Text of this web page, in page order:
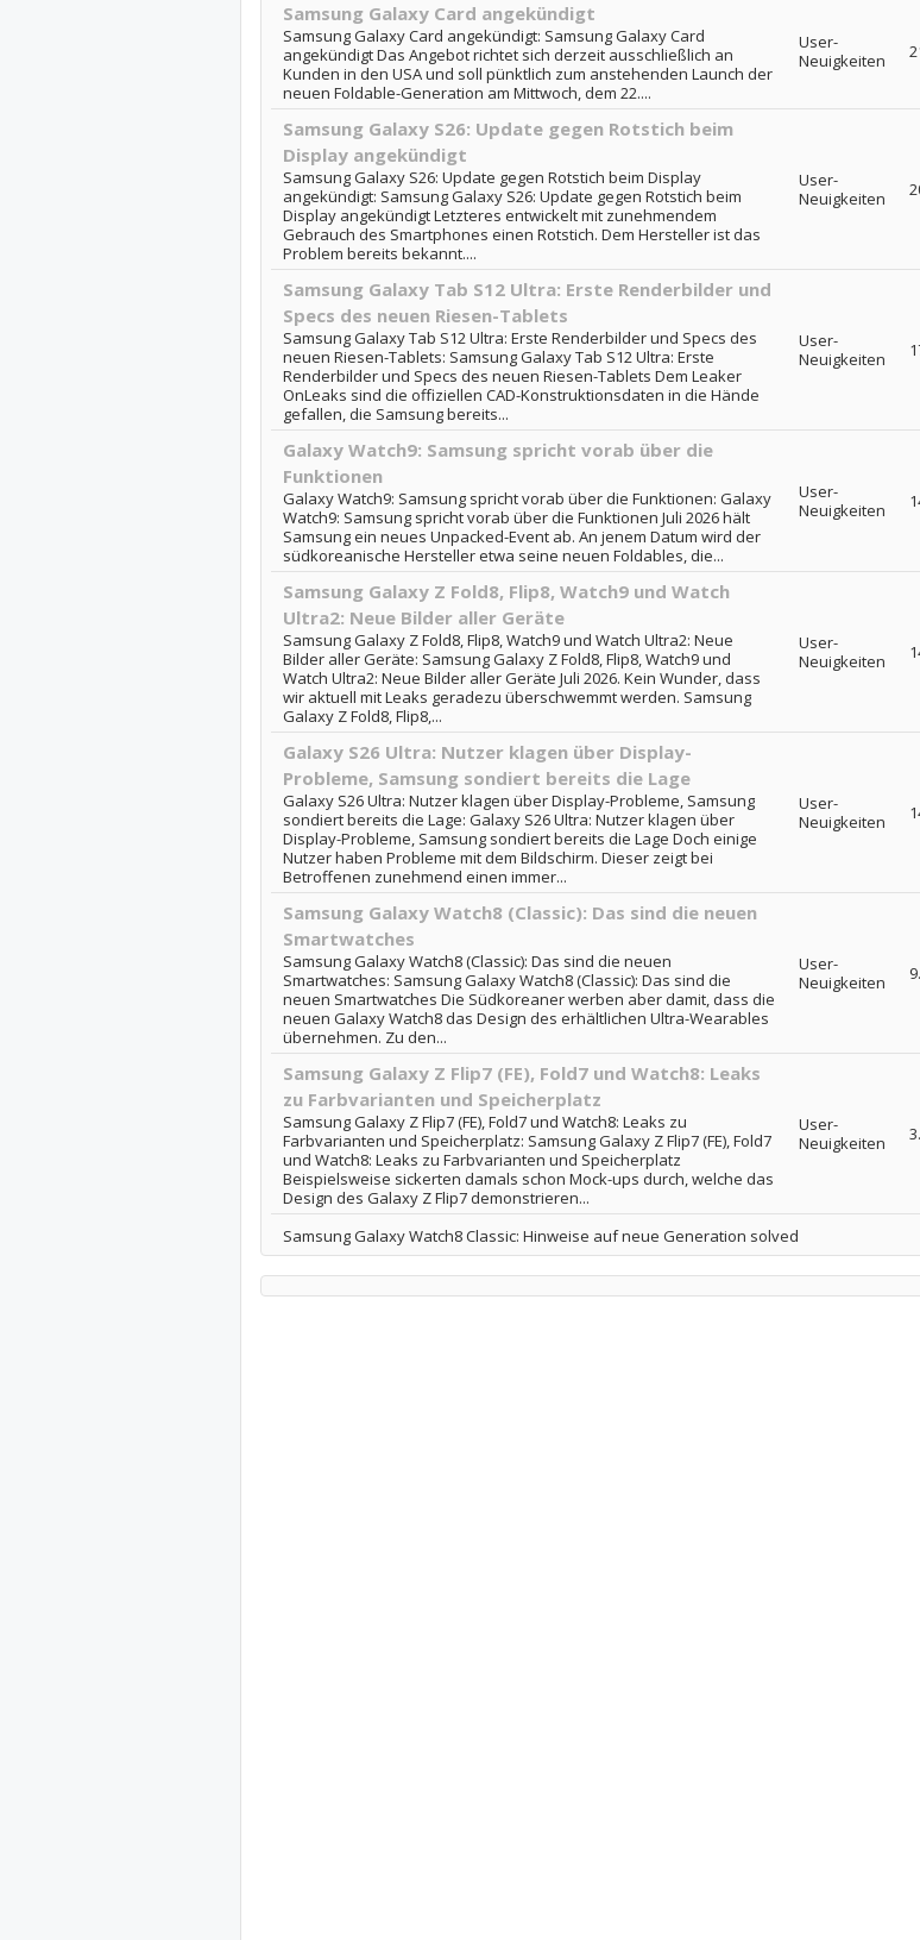
Samsung Galaxy Card angekündigt
Samsung Galaxy Card angekündigt: Samsung Galaxy Card
angekündigt Das Angebot richtet sich derzeit ausschließlich an
Kunden in den USA und soll pünktlich zum anstehenden Launch der
neuen Foldable-Generation am Mittwoch, dem 22....
User-
Neuigkeiten
Samsung Galaxy S26: Update gegen Rotstich beim
Display angekündigt
Samsung Galaxy S26: Update gegen Rotstich beim Display
angekündigt: Samsung Galaxy S26: Update gegen Rotstich beim
Display angekündigt Letzteres entwickelt mit zunehmendem
Gebrauch des Smartphones einen Rotstich. Dem Hersteller ist das
Problem bereits bekannt....
User-
Neuigkeiten
Samsung Galaxy Tab S12 Ultra: Erste Renderbilder und
Specs des neuen Riesen-Tablets
Samsung Galaxy Tab S12 Ultra: Erste Renderbilder und Specs des
neuen Riesen-Tablets: Samsung Galaxy Tab S12 Ultra: Erste
Renderbilder und Specs des neuen Riesen-Tablets Dem Leaker
OnLeaks sind die offiziellen CAD-Konstruktionsdaten in die Hände
gefallen, die Samsung bereits...
User-
Neuigkeiten
Galaxy Watch9: Samsung spricht vorab über die
Funktionen
Galaxy Watch9: Samsung spricht vorab über die Funktionen: Galaxy
Watch9: Samsung spricht vorab über die Funktionen Juli 2026 hält
Samsung ein neues Unpacked-Event ab. An jenem Datum wird der
südkoreanische Hersteller etwa seine neuen Foldables, die...
User-
Neuigkeiten
Samsung Galaxy Z Fold8, Flip8, Watch9 und Watch
Ultra2: Neue Bilder aller Geräte
Samsung Galaxy Z Fold8, Flip8, Watch9 und Watch Ultra2: Neue
Bilder aller Geräte: Samsung Galaxy Z Fold8, Flip8, Watch9 und
Watch Ultra2: Neue Bilder aller Geräte Juli 2026. Kein Wunder, dass
wir aktuell mit Leaks geradezu überschwemmt werden. Samsung
Galaxy Z Fold8, Flip8,...
User-
Neuigkeiten
Galaxy S26 Ultra: Nutzer klagen über Display-
Probleme, Samsung sondiert bereits die Lage
Galaxy S26 Ultra: Nutzer klagen über Display-Probleme, Samsung
sondiert bereits die Lage: Galaxy S26 Ultra: Nutzer klagen über
Display-Probleme, Samsung sondiert bereits die Lage Doch einige
Nutzer haben Probleme mit dem Bildschirm. Dieser zeigt bei
Betroffenen zunehmend einen immer...
User-
Neuigkeiten
Samsung Galaxy Watch8 (Classic): Das sind die neuen
Smartwatches
Samsung Galaxy Watch8 (Classic): Das sind die neuen
Smartwatches: Samsung Galaxy Watch8 (Classic): Das sind die
neuen Smartwatches Die Südkoreaner werben aber damit, dass die
neuen Galaxy Watch8 das Design des erhältlichen Ultra-Wearables
übernehmen. Zu den...
User-
Neuigkeiten
Samsung Galaxy Z Flip7 (FE), Fold7 und Watch8: Leaks
zu Farbvarianten und Speicherplatz
Samsung Galaxy Z Flip7 (FE), Fold7 und Watch8: Leaks zu
Farbvarianten und Speicherplatz: Samsung Galaxy Z Flip7 (FE), Fold7
und Watch8: Leaks zu Farbvarianten und Speicherplatz
Beispielsweise sickerten damals schon Mock-ups durch, welche das
Design des Galaxy Z Flip7 demonstrieren...
User-
Neuigkeiten
Samsung Galaxy Watch8 Classic: Hinweise auf neue Generation solved